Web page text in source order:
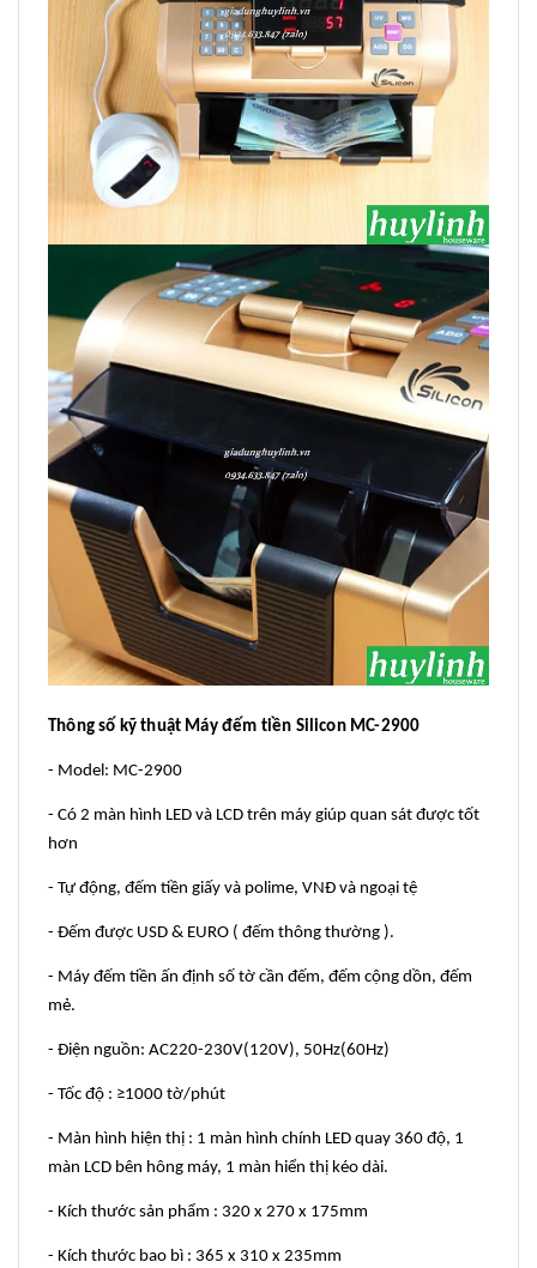
Thông số kỹ thuật Máy đếm tiền Silicon MC-2900
- Model: MC-2900
- Có 2 màn hình LED và LCD trên máy giúp quan sát được tốt
hơn
- Tự động, đếm tiền giấy và polime, VNĐ và ngoại tệ
- Đếm được USD & EURO ( đếm thông thường ).
- Máy đếm tiền ấn định số tờ cần đếm, đếm cộng dồn, đếm
mẻ.
- Điện nguồn: AC220-230V(120V), 50Hz(60Hz)
- Tốc độ : ≥1000 tờ/phút
- Màn hình hiện thị : 1 màn hình chính LED quay 360 độ, 1
màn LCD bên hông máy, 1 màn hiển thị kéo dài.
- Kích thước sản phẩm : 320 x 270 x 175mm
- Kích thước bao bì : 365 x 310 x 235mm